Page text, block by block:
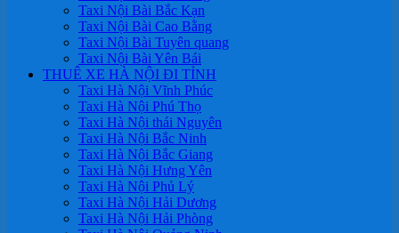
Taxi Nội Bài Bắc Kạn
Taxi Nội Bài Cao Bằng
Taxi Nội Bài Tuyên quang
Taxi Nội Bài Yên Bái
THUÊ XE HÀ NỘI ĐI TỈNH
Taxi Hà Nội Vĩnh Phúc
Taxi Hà Nội Phú Thọ
Taxi Hà Nội thái Nguyên
Taxi Hà Nội Bắc Ninh
Taxi Hà Nội Bắc Giang
Taxi Hà Nội Hưng Yên
Taxi Hà Nội Phủ Lý
Taxi Hà Nội Hải Dương
Taxi Hà Nội Hải Phòng